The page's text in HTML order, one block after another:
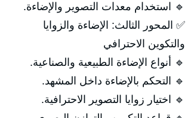
🔹 استخدام معدات التصوير والإضاءة.
✅ المحور الثالث: الإضاءة والزوايا
والتكوين الاحترافي
🔹 أنواع الإضاءة الطبيعية والصناعية.
🔹 التحكم بالإضاءة داخل المشهد.
🔹 اختيار زوايا التصوير الاحترافية.